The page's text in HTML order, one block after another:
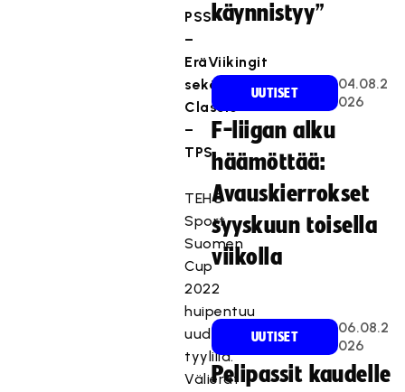
PSS
–
EräViikingit
sekä
Classic
–
TPS.
TEHO
Sport
Suomen
Cup
2022
huipentuu
uudella
tyylillä.
Välierät
käynnistyy”
UUTISET
04.08.2
026
F-liigan alku
häämöttää:
Avauskierrokset
syyskuun toisella
viikolla
UUTISET
06.08.2
026
Pelipassit kaudelle